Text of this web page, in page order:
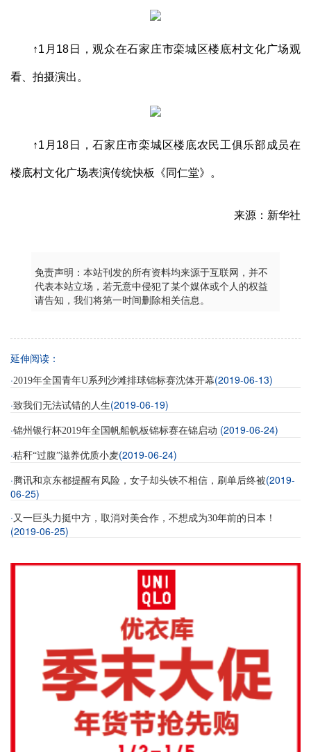
↑1月18日，观众在石家庄市栾城区楼底村文化广场观
看、拍摄演出。
↑1月18日，石家庄市栾城区楼底农民工俱乐部成员在
楼底村文化广场表演传统快板《同仁堂》。
来源：新华社
免责声明：本站刊发的所有资料均来源于互联网，并不
代表本站立场，若无意中侵犯了某个媒体或个人的权益
请告知，我们将第一时间删除相关信息。
延伸阅读：
·2019年全国青年U系列沙滩排球锦标赛沈体开幕(2019-06-13)
·致我们无法试错的人生(2019-06-19)
·锦州银行杯2019年全国帆船帆板锦标赛在锦启动 (2019-06-24)
·秸秆“过腹”滋养优质小麦(2019-06-24)
·腾讯和京东都提醒有风险，女子却头铁不相信，刷单后终被(2019-
06-25)
· 又一巨头力挺中方，取消对美合作，不想成为30年前的日本！
(2019-06-25)